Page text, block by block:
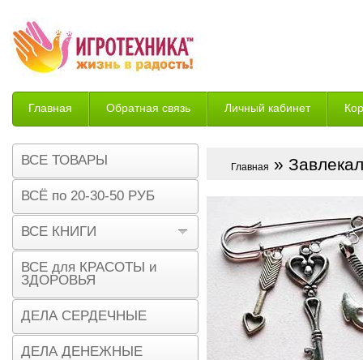
Главная Обратная связь Личный кабинет
Возврат
Главная »
ВСЕ ТОВАРЫ
ВСЁ по 20-30-50 РУБ
ВСЕ КНИГИ
ВСЕ для КРАСОТЫ и
ЗДОРОВЬЯ
ДЕЛА СЕРДЕЧНЫЕ
ДЕЛА ДЕНЕЖНЫЕ